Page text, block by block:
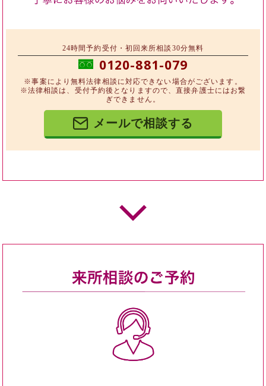
24時間予約受付・初回来所相談30分無料
0120-881-079
※事案により無料法律相談に対応できない場合がございます。
※法律相談は、受付予約後となりますので、直接弁護士にはお繋
ぎできません。
メールで相談する